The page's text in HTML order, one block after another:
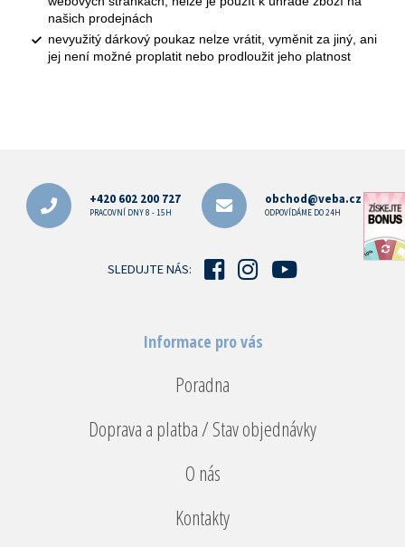
našich prodejnách
nevyužitý dárkový poukaz nelze vrátit, vyměnit za jiný, ani
jej není možné proplatit nebo prodloužit jeho platnost
+420 602 200 727
PRACOVNÍ DNY 8 - 15H
obchod@veba.cz
ODPOVÍDÁME DO 24H
SLEDUJTE NÁS:
Informace pro vás
Poradna
Doprava a platba / Stav objednávky
O nás
Kontakty